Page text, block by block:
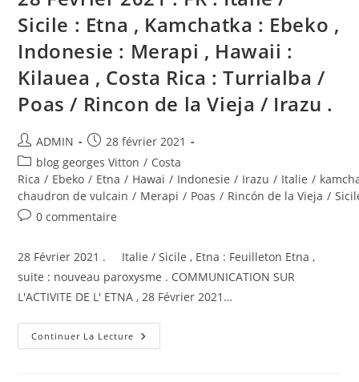
De
La
Vieja
/
Irazu
Sicile : Etna , Kamchatka : Ebeko ,
Indonesie : Merapi , Hawaii :
Kilauea , Costa Rica : Turrialba /
Poas / Rincon de la Vieja / Irazu .
Auteur/autrice
de
la
publication :
ADMIN
Publication
publiée :
28 février 2021
Post
category:
blog georges Vitton / Costa
Rica / Ebeko / Etna / Hawai / Indonesie / Irazu / Italie /
chaudron de vulcain / Merapi / Poas / Rincón de la Vieja /
Commentaires
la
publication :
0 commentaire
28 Février 2021 . Italie / Sicile , Etna : Feuilleton Etna ,
suite : nouveau paroxysme . COMMUNICATION SUR
L'ACTIVITE DE L' ETNA , 28 Février 2021…
Continuer La Lecture 28
Février